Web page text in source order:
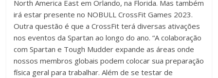
North America East em Orlando, na Florida. Mas também
irá estar presente no NOBULL CrossFit Games 2023.
Outra questão é que a CrossFit terá diversas ativações
nos eventos da Spartan ao longo do ano. “A colaboração
com Spartan e Tough Mudder expande as áreas onde
nossos membros globais podem colocar sua preparação
física geral para trabalhar. Além de se testar de